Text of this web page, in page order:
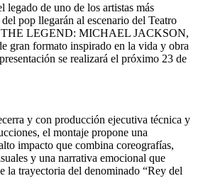
legado de uno de los artistas más
pop llegarán al escenario del Teatro
THE LEGEND: MICHAEL JACKSON,
gran formato inspirado en la vida y obra
se realizará el próximo 23 de
y con producción ejecutiva técnica y
el montaje propone una
impacto que combina coreografías,
y una narrativa emocional que
la trayectoria del denominado “Rey del